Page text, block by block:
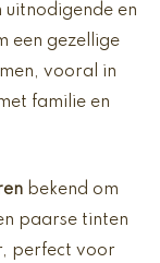
uitnodigende en
een gezellige
vooral in
familie en
bekend om
paarse tinten
perfect voor